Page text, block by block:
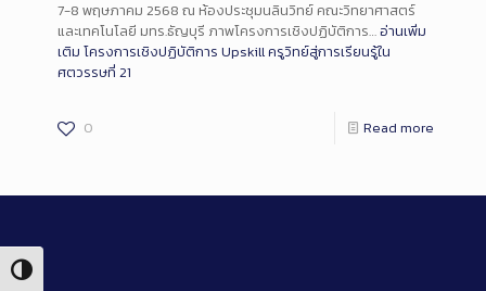
Toggle High Contrast
7-8 พฤษภาคม 2568 ณ ห้องประชุมนลินวิทย์ คณะวิทยาศาสตร์
และเทคโนโลยี มทร.ธัญบุรี ภาพโครงการเชิงปฏิบัติการ…อ่านเพิ่ม
เติม โครงการเชิงปฏิบัติการ Upskill ครูวิทย์สู่การเรียนรู้ใน
ศตวรรษที่ 21
0 Read more